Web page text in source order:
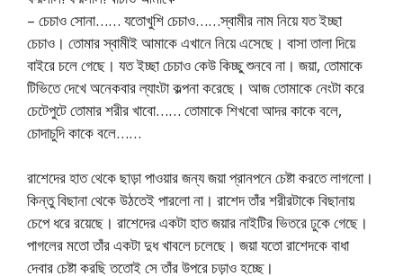
– চেচাও সোনা…… যতোখুশি চেচাও……স্বামীর নাম নিয়ে যত ইচ্ছা
চেচাও। তোমার স্বামীই আমাকে এখানে নিয়ে এসেছে। বাসা তালা দিয়ে
বাইরে চলে গেছে। যত ইচ্ছা চেচাও কেউ কিচ্ছু শুনবে না। জয়া, তোমাকে
টিভিতে দেখে অনেকবার ল্যাংটা কল্পনা করেছে। আজ তোমাকে নেংটা করে
চেটেপুটে তোমার শরীর খাবো…… তোমাকে শিখবো আদর কাকে বলে,
চোদাচুদি কাকে বলে……
রাশেদের হাত থেকে ছাড়া পাওয়ার জন্য জয়া প্রানপনে চেষ্টা করতে লাগলো।
কিন্তু বিছানা থেকে উঠতেই পারলো না। রাশেদ তাঁর শরীরটাকে বিছানায়
চেপে ধরে রয়েছে। রাশেদের একটা হাত জয়ার নাইটির ভিতরে ঢুকে গেছে।
পাগলের মতো তাঁর একটা দুধ খাবলে চলেছে। জয়া যতো রাশেদকে বাধা
দেবার চেষ্টা করছি ততোই সে তাঁর উপরে চড়াও হচ্ছে।